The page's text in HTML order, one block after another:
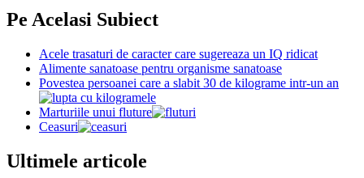
Pe Acelasi Subiect
Acele trasaturi de caracter care sugereaza un IQ ridicat
Alimente sanatoase pentru organisme sanatoase
Povestea persoanei care a slabit 30 de kilograme intr-un an
Marturiile unui fluture
Ceasuri
Ultimele articole